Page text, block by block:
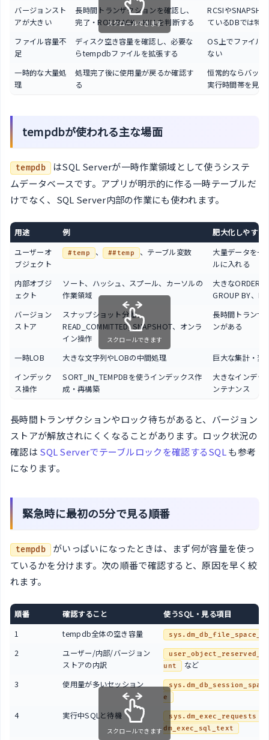
バージョンスト
アが大きい
長時間トランザクションを確認し、
完了・ROLLBACK・KILLを判断する
RCSIや
ているDBでは特
ファイル容量不
足
ディスク空き容量を確認し、必要な
らtempdbファイルを拡張する
OS上でファイル
ない
一時的な大量処
理
処理完了後に使用量が戻るか確認す
る
恒常的ならバッチ
実行時間帯を見直
スクロールできます
tempdbが使われる主な場面
tempdb はSQL Serverが一時作業領域として使うシステ
ムデータベースです。アプリが明示的に作る一時テーブルだ
けでなく、SQL Server内部の作業にも使われます。
用途 例
肥大化しやすい
ユーザーオ
ブジェクト
#temp 、 ##temp 、テーブル変数
大量データを一
ルに入れる
内部オブジ
ェクト
ソート、ハッシュ、スプール、カーソルの
作業領域
大きなORDER
GROUP BY、
バージョン
ストア
スナップショット分離、
READ_COMMITTED_SNAPSHOT、オンラ
イン操作
長時間トランザ
ンがある
一時LOB 大きな文字列やLOBの中間処理
巨大な集計・変
インデック
ス操作
SORT_IN_TEMPDBを使うインデックス作
成・再構築
大きなインデッ
ンテナンス
スクロールできます
長時間トランザクションやロック待ちがあると、バージョン
ストアが解放されにくくなることがあります。ロック状況の
確認は SQL Serverでテーブルロックを確認するSQLも参考
になります。
緊急時に最初の5分で見る順番
tempdb がいっぱいになったときは、まず何が容量を使っ
ているかを分けます。次の順番で確認すると、原因を早く絞
れます。
順番 確認すること
使うSQL・見る項目
1
tempdb全体の空き容量
2
ユーザー/内部/バージョン
ストアの内訳
unt
など
3
使用量が多いセッション
e
4 実行中SQLと待機 sys.dm_exec_requests
dm_exec_sql_text
スクロールできます